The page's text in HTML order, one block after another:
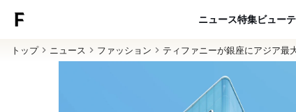
ニュース特集ビュー
トップ ニュース ファッション ティファニーが銀座にアジア